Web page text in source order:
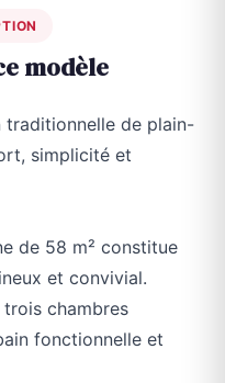
modèle
traditionnelle de plain-
simplicité et
de 58 m² constitue
et convivial.
trois chambres
fonctionnelle et